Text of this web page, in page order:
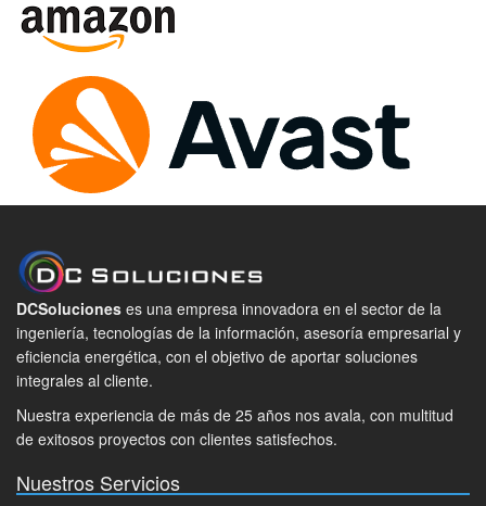
DCSoluciones es una empresa innovadora en el sector de la
ingeniería, tecnologías de la información, asesoría empresarial y
eficiencia energética, con el objetivo de aportar soluciones
integrales al cliente.
Nuestra experiencia de más de 25 años nos avala, con multitud
de exitosos proyectos con clientes satisfechos.
Nuestros Servicios